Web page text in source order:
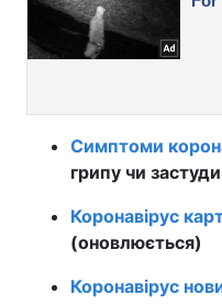
Симптоми
грипу чи застуди
Коронавірус
(оновлюється)
Коронавірус